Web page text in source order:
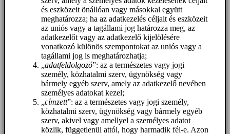
és eszközeit önállóan vagy másokkal együtt
meghatározza; ha az adatkezelés céljait és eszközeit
az uniós vagy a tagállami jog határozza meg, az
adatkezelőt vagy az adatkezelő kijelölésére
vonatkozó különös szempontokat az uniós vagy a
tagállami jog is meghatározhatja;
„adatfeldolgozó”: az a természetes vagy jogi
személy, közhatalmi szerv, ügynökség vagy
bármely egyéb szerv, amely az adatkezelő nevében
személyes adatokat kezel;
„címzett”: az a természetes vagy jogi személy,
közhatalmi szerv, ügynökség vagy bármely egyéb
szerv, akivel vagy amellyel a személyes adatot
közlik, függetlenül attól, hogy harmadik fél-e. Azon